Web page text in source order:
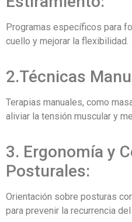
Programas específicos para
cuello y mejorar la flexibilidad.
2.Técnicas
Terapias manuales, como
aliviar la tensión muscular y
3. Ergonomía y
Posturales:
Orientación sobre posturas
para prevenir la recurrencia del